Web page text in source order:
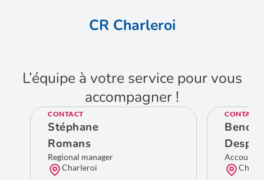
CR Charleroi
L’équipe à votre service pour vous
accompagner !
CONTACT
Stéphane
Romans
Regional manager
Charleroi
CONTACT
Benoit
Account